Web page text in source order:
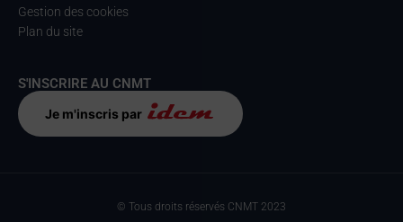
Gestion des cookies
Plan du site
S'INSCRIRE AU CNMT
Je m'inscris par
© Tous droits réservés CNMT 2023